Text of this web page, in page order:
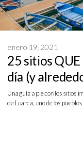
25 sitios
día (y
enero 19, 2021
Una guía a pie con los sitios
de Luarca, uno de los